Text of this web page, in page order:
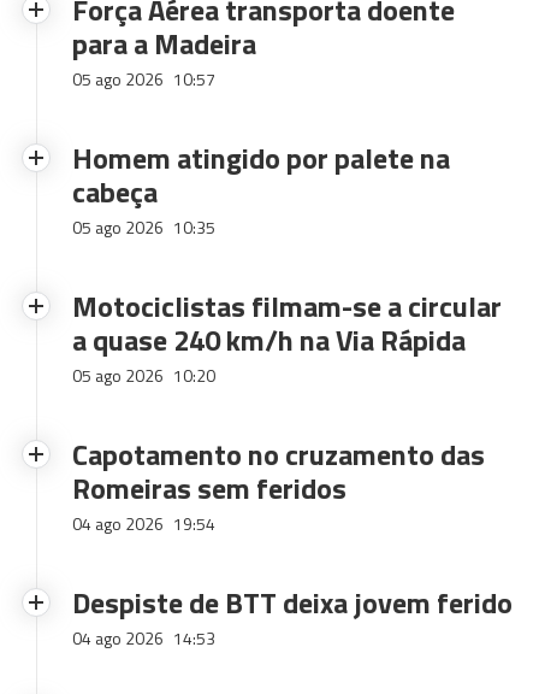
Força Aérea transporta doente
para a Madeira
05 ago 2026 10:57
Homem atingido por palete na
cabeça
05 ago 2026 10:35
Motociclistas filmam-se a circular
a quase 240 km/h na Via Rápida
05 ago 2026 10:20
Capotamento no cruzamento das
Romeiras sem feridos
04 ago 2026 19:54
Despiste de BTT deixa jovem ferido
04 ago 2026 14:53